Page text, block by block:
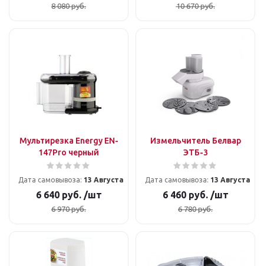
8 080руб. 10 670руб.
Мультирезка Energy EN-
147Pro черный
Дата самовывоза: 13 Августа
6 640руб. /шт
6 970руб.
Измельчитель Белвар
ЭТБ-3
Дата самовывоза: 13 Августа
6 460руб. /шт
6 780руб.